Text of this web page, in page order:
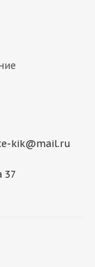
kik@mail.ru
37